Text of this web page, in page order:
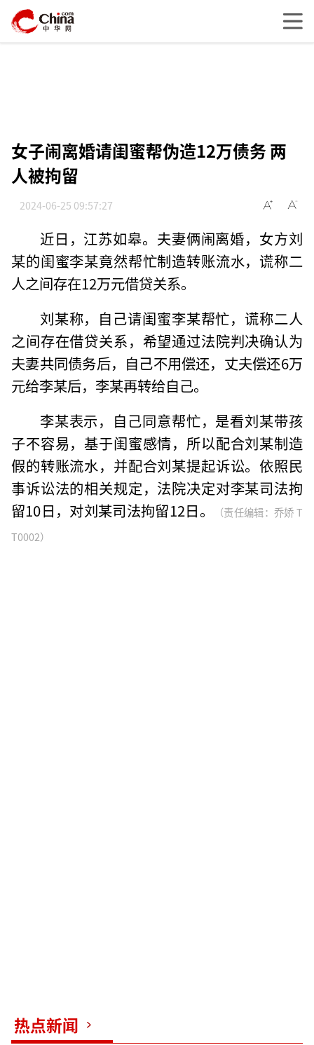
女子闹离婚请闺蜜帮伪造12万债务 两
人被拘留
2024-06-25 09:57:27
近日，江苏如皋。夫妻俩闹离婚，女方刘
某的闺蜜李某竟然帮忙制造转账流水，谎称二
人之间存在12万元借贷关系。
刘某称，自己请闺蜜李某帮忙，谎称二人
之间存在借贷关系，希望通过法院判决确认为
夫妻共同债务后，自己不用偿还，丈夫偿还6万
元给李某后，李某再转给自己。
李某表示，自己同意帮忙，是看刘某带孩
子不容易，基于闺蜜感情，所以配合刘某制造
假的转账流水，并配合刘某提起诉讼。依照民
事诉讼法的相关规定，法院决定对李某司法拘
留10日，对刘某司法拘留12日。
（责任编辑：乔娇 T
T0002）
热点新闻